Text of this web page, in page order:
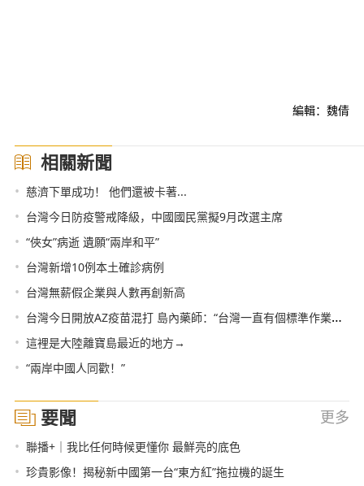
編輯：魏倩
相關新聞
• 慈濟下單成功！ 他們還被卡著...
• 台灣今日防疫警戒降級，中國國民黨擬9月改選主席
• “俠女”病逝 遺願“兩岸和平”
• 台灣新增10例本土確診病例
• 台灣無薪假企業與人數再創新高
• 台灣今日開放AZ疫苗混打 島內藥師：“台灣一直有個標準作業流程”
• 這裡是大陸離寶島最近的地方→
• “兩岸中國人同歡！”
要聞 更多
• 聯播+｜我比任何時候更懂你 最鮮亮的底色
• 珍貴影像！揭秘新中國第一台“東方紅”拖拉機的誕生